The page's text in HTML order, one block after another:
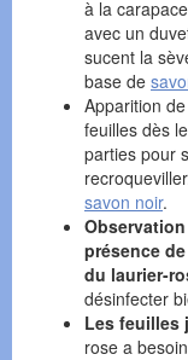
à la
avec un
sucent la
base de
Apparition de
feuilles dès
parties pour
savon noir.
présence
du laurier-
désinfecter
Les feuilles
rose a